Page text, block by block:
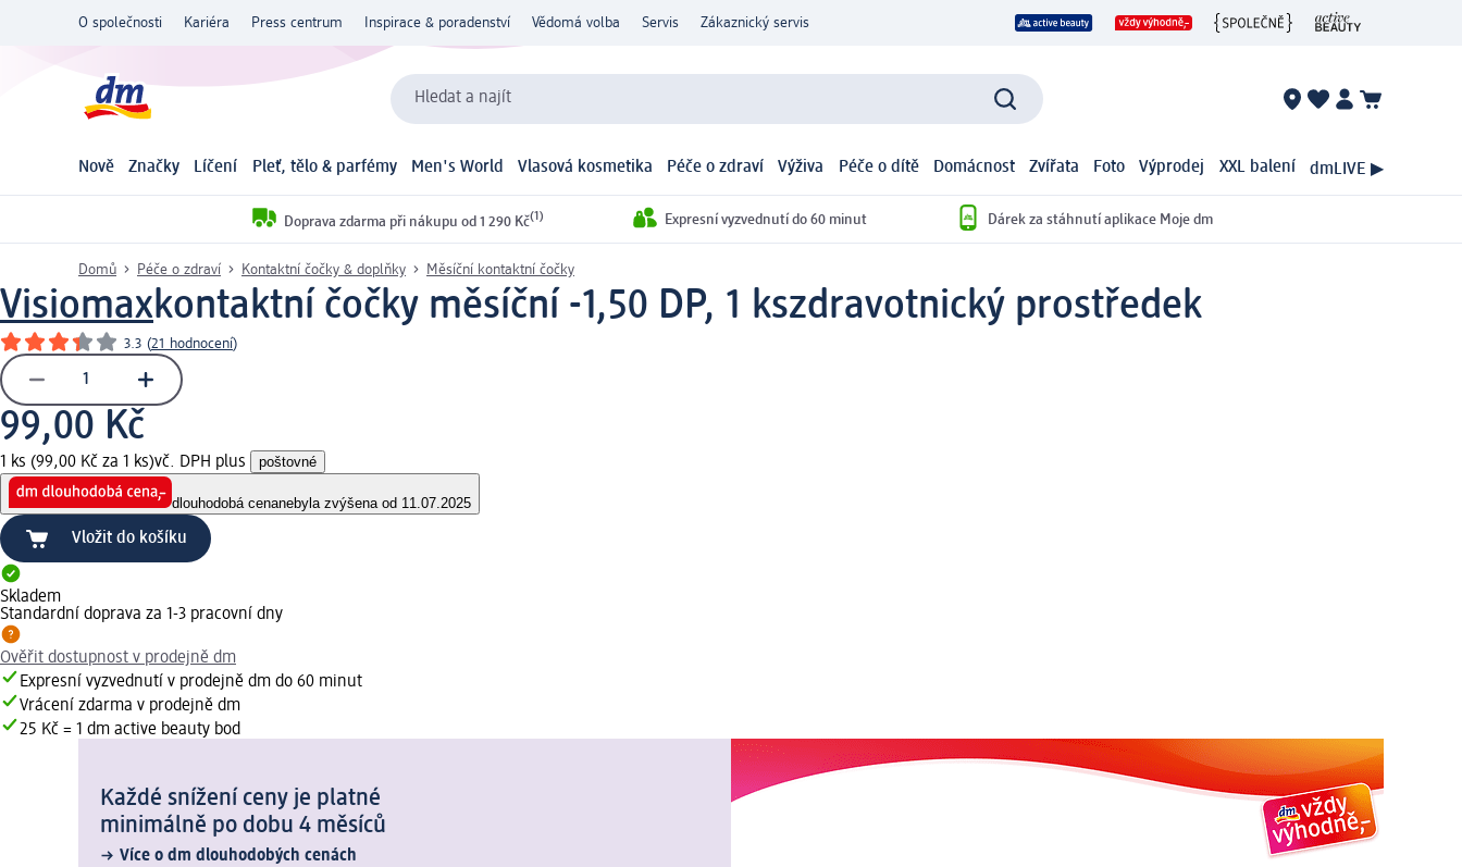
O společnosti Kariéra Press centrum Inspirace & poradenství Vědomá volba Servis Zákaznický servis
Hledat a najít
Nově Značky Líčení Pleť, tělo & parfémy Men's World Vlasová kosmetika Péče o zdraví Výživa Péče o dítě Domácnost Zvířata Foto Výprodej XXL balení dmLIVE ▶
Doprava zdarma při nákupu od 1 290 Kč(1) Expresní vyzvednutí do 60 minut Dárek za stáhnutí aplikace Moje dm
Domů Péče o zdraví Kontaktní čočky & doplňky Měsíční kontaktní čočky
Visiomaxkontaktní čočky měsíční -1,50 DP, 1 kszdravotnický prostředek
3.3 (21 hodnocení)
99,00 Kč
1 ks (99,00 Kč za 1 ks)vč. DPH plus poštovné
dlouhodobá cenanebyla zvýšena od 11.07.2025
Vložit do košíku
Skladem
Standardní doprava za 1-3 pracovní dny
Ověřit dostupnost v prodejně dm
Expresní vyzvednutí v prodejně dm do 60 minut
Vrácení zdarma v prodejně dm
25 Kč = 1 dm active beauty bod
Každé snížení ceny je platné
minimálně po dobu 4 měsíců
Více o dm dlouhodobých cenách